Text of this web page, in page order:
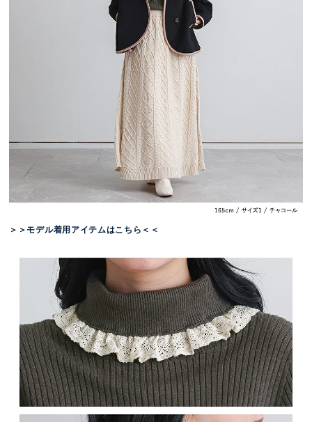
＞＞モデル着用アイテムはこちら＜＜